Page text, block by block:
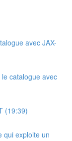
avec JAX-
catalogue avec
(19:39)
qui exploite un